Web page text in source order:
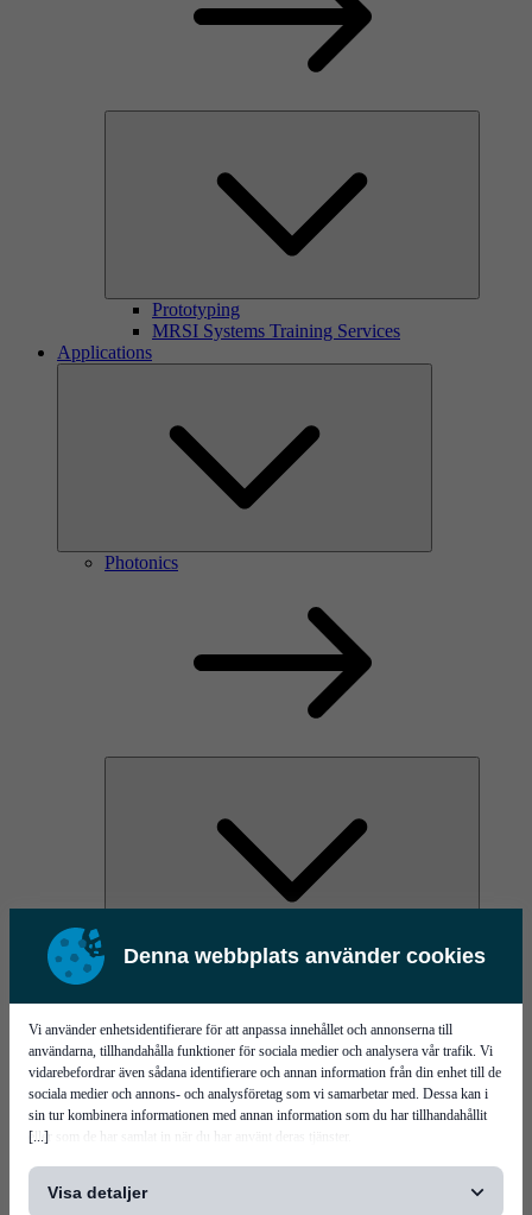
Denna webbplats använder cookies
[...]
Vi använder enhetsidentifierare för att anpassa innehållet och annonserna till
användarna, tillhandahålla funktioner för sociala medier och analysera vår trafik. Vi
vidarebefordrar även sådana identifierare och annan information från din enhet till de
sociala medier och annons- och analysföretag som vi samarbetar med. Dessa kan i
sin tur kombinera informationen med annan information som du har tillhandahållit
eller som de har samlat in när du har använt deras tjänster.
Visa detaljer
Prototyping
MRSI Systems Training Services
Applications
Photonics
AOC
Silicon Photonics
TO-TOSA/ROSA
Microwave & RF